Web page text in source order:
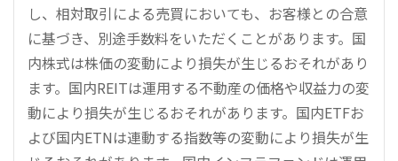
し、相対取引による売買においても、お客様との合意
に基づき、別途手数料をいただくことがあります。国
内株式は株価の変動により損失が生じるおそれがあり
ます。国内REITは運用する不動産の価格や収益力の変
動により損失が生じるおそれがあります。国内ETFお
よび国内ETNは連動する指数等の変動により損失が生